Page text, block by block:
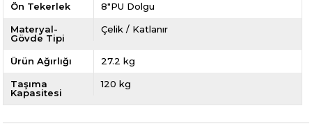
Ön Tekerlek 8"PU Dolgu
Materyal-
Gövde Tipi
Çelik / Katlanır
Ürün Ağırlığı 27.2 kg
Taşıma
Kapasitesi
120 kg